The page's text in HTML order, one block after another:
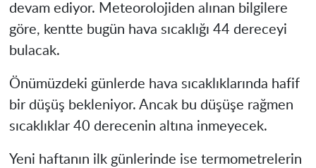
devam ediyor. Meteorolojiden alınan bilgilere
göre, kentte bugün hava sıcaklığı 44 dereceyi
bulacak.
Önümüzdeki günlerde hava sıcaklıklarında hafif
bir düşüş bekleniyor. Ancak bu düşüşe rağmen
sıcaklıklar 40 derecenin altına inmeyecek.
Yeni haftanın ilk günlerinde ise termometrelerin